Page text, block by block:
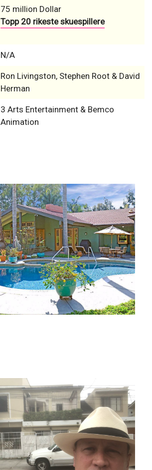
75 million Dollar
Topp 20 rikeste skuespillere
N/A
Ron Livingston, Stephen Root & David
Herman
3 Arts Entertainment & Bemco
Animation